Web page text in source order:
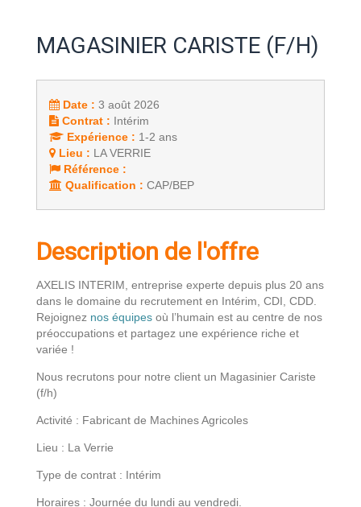
MAGASINIER CARISTE (F/H)
Date : 3 août 2026
Contrat : Intérim
Expérience : 1-2 ans
Lieu : LA VERRIE
Référence :
Qualification : CAP/BEP
Description de l'offre
AXELIS INTERIM, entreprise experte depuis plus 20 ans
dans le domaine du recrutement en Intérim, CDI, CDD.
Rejoignez nos équipes où l’humain est au centre de nos
préoccupations et partagez une expérience riche et
variée !
Nous recrutons pour notre client un Magasinier Cariste
(f/h)
Activité : Fabricant de Machines Agricoles
Lieu : La Verrie
Type de contrat : Intérim
Horaires : Journée du lundi au vendredi.